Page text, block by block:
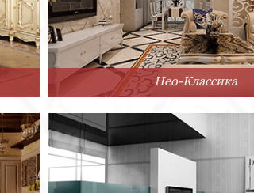
Нео-Классика